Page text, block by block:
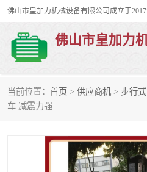
佛山市皇加力
当前位置： 首页 > 供应商机 > 步行
车 减震力强
移动式登车桥
步行式电动堆高车
叉车装卸货平台